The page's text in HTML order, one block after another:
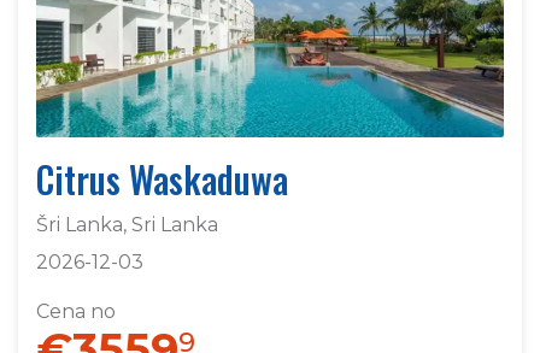
Citrus Waskaduwa
Šri Lanka, Sri Lanka
2026-12-03
Cena no
9